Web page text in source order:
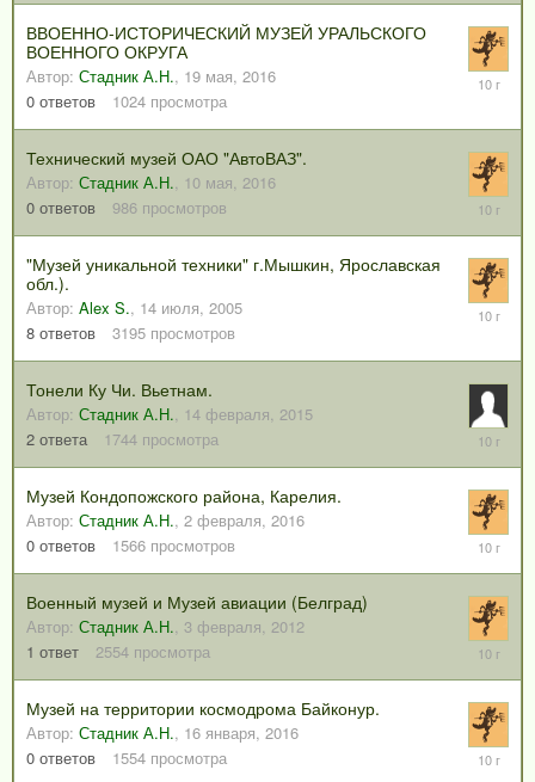
2016
ВВОЕННО-ИСТОРИЧЕСКИЙ МУЗЕЙ УРАЛЬСКОГО
ВОЕННОГО ОКРУГА
Автор: Стадник А.Н., 19 мая, 2016
0 ответов 1024 просмотра
19
Технический музей ОАО "АвтоВАЗ".
Автор: Стадник А.Н., 10 мая, 2016
0 ответов 986 просмотров
10
2016
"Музей уникальной техники" г.Мышкин, Ярославская
обл.).
Автор: Alex S., 14 июля, 2005
8 ответов 3195 просмотров
22
Тонели Ку Чи. Вьетнам.
Автор: Стадник А.Н., 14 февраля, 2015
2 ответа 1744 просмотра
2016
Музей Кондопожского района, Карелия.
Автор: Стадник А.Н., 2 февраля, 2016
0 ответов 1566 просмотров
2016
Военный музей и Музей авиации (Белград)
Автор: Стадник А.Н., 3 февраля, 2012
1 ответ 2554 просмотра
21
2016
Музей на территории космодрома Байконур.
Автор: Стадник А.Н., 16 января, 2016
0 ответов 1554 просмотра
16